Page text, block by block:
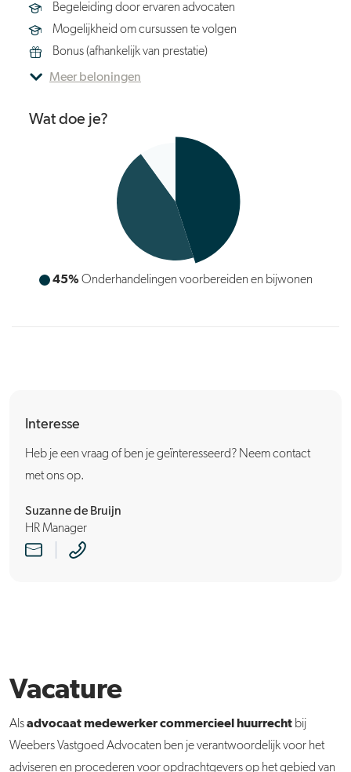
Begeleiding door ervaren advocaten
Mogelijkheid om cursussen te volgen
Bonus (afhankelijk van prestatie)
Meer beloningen
Wat doe je?
45%Processtukken opstellen
Interesse
Heb je een vraag of ben je geïnteresseerd? Neem contact
met ons op.
Suzanne de Bruijn
HR Manager
Vacature
Alsadvocaat medewerker commercieel huurrecht bij
Weebers Vastgoed Advocaten ben je verantwoordelijk voor het
adviseren en procederen voor opdrachtgevers op het gebied van